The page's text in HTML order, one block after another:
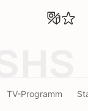
TV-Programm